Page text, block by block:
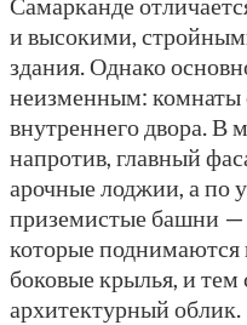
и высокими,
здания. Однако
неизменным: комнаты
внутреннего двора. В
напротив, главный
арочные лоджии, а по
приземистые башни —
которые поднимаются
боковые крылья, и
архитектурный облик.